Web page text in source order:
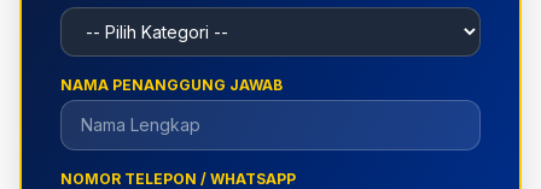
NAMA PENANGGUNG JAWAB
NOMOR TELEPON / WHATSAPP